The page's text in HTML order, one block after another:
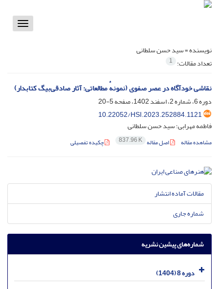
Toggle
نویسنده =سید حسن سلطانی
تعداد مقالات: 1
نقاشی خودآگاه در عصر صفوی (نمونهٔ مطالعاتی: آثار صادقی‌بیگ کتابدار)‏‏
دوره 6، شماره 2، اسفند 1402، صفحه
5-20
10.22052/HSI.2023.252884.1121
فاطمه مهرابی؛ سید حسن سلطانی
مشاهده مقاله اصل مقاله 837.96 K چکیده تفصیلی
مقالات آماده انتشار
شماره جاری
شماره‌های پیشین نشریه
دوره 8 (1404)